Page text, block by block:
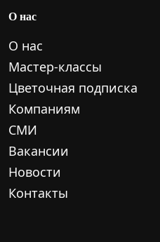
О нас
О нас
Мастер-классы
Цветочная подписка
Компаниям
СМИ
Вакансии
Новости
Контакты